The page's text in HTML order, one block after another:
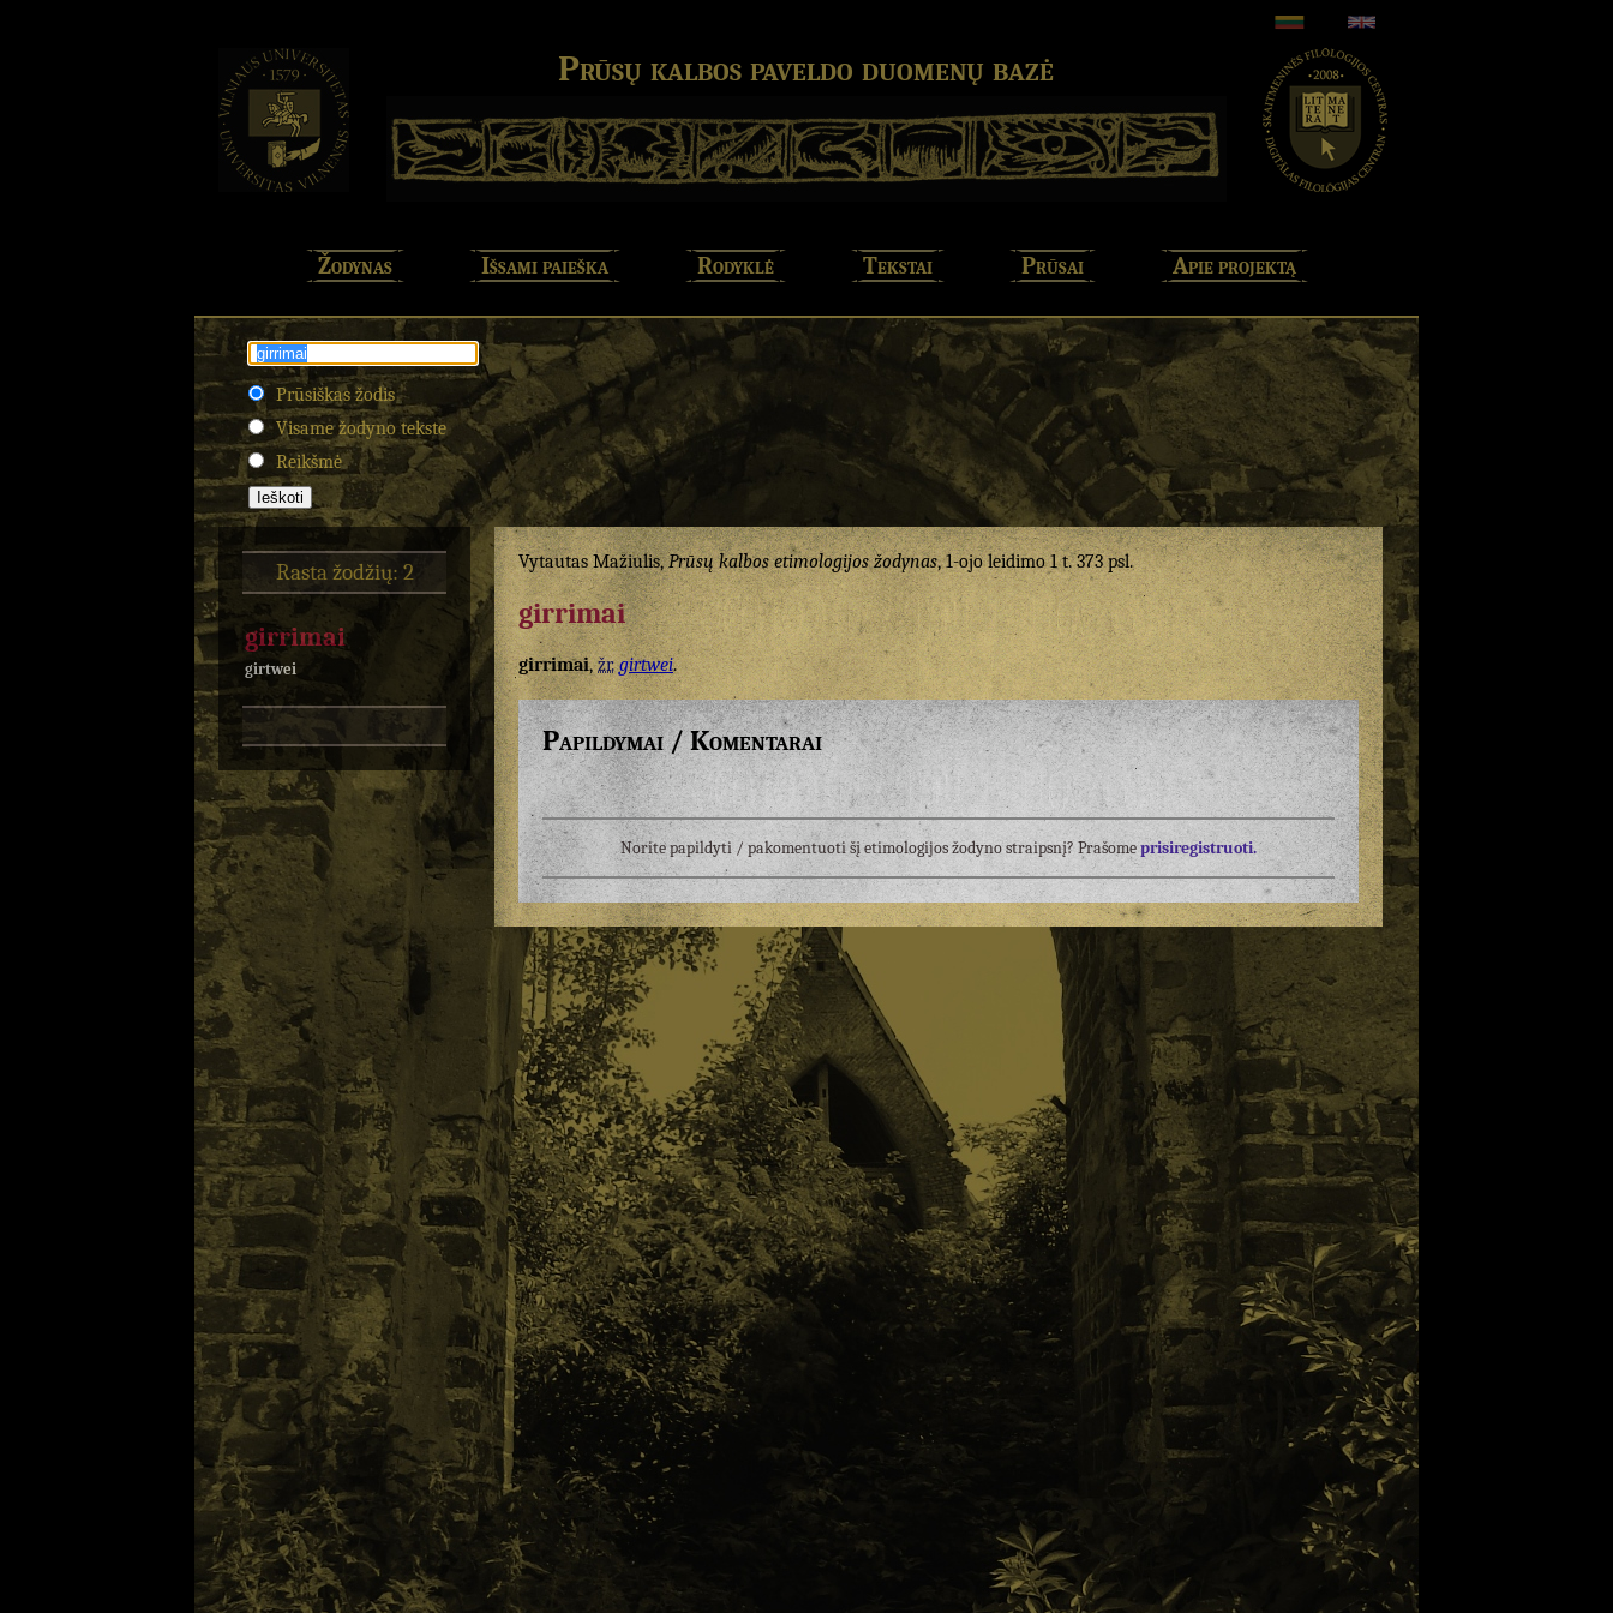
Prūsų kalbos paveldo duomenų bazė
Žodynas Išsami paieška Rodyklė Tekstai Prūsai Apie projektą
Prūsiškas žodis
Visame žodyno tekste
Reikšmė
Rasta žodžių: 2
girrimai
girtwei
Vytautas Mažiulis,Prūsų kalbos etimologijos žodynas, 1-ojo leidimo 1 t. 373 psl.
girrimai
girrimai,žr. girtwei.
Papildymai / Komentarai
Norite papildyti / pakomentuoti šį etimologijos žodyno straipsnį? Prašomeprisiregistruoti.